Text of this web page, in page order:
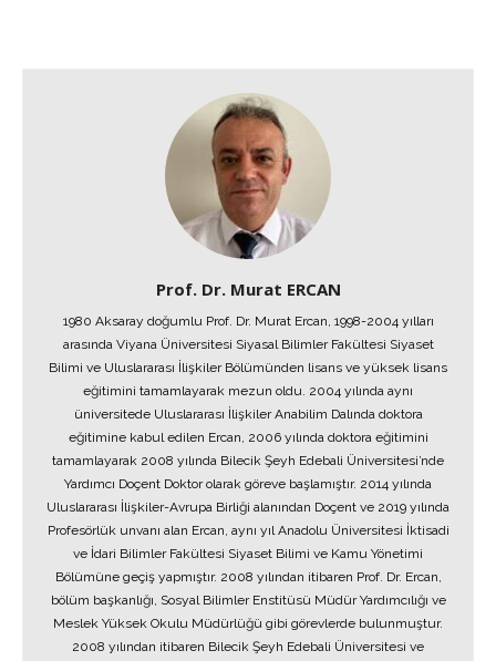
Prof. Dr. Murat ERCAN
1980 Aksaray doğumlu Prof. Dr. Murat Ercan, 1998-2004 yılları
arasında Viyana Üniversitesi Siyasal Bilimler Fakültesi Siyaset
Bilimi ve Uluslararası İlişkiler Bölümünden lisans ve yüksek lisans
eğitimini tamamlayarak mezun oldu. 2004 yılında aynı
üniversitede Uluslararası İlişkiler Anabilim Dalında doktora
eğitimine kabul edilen Ercan, 2006 yılında doktora eğitimini
tamamlayarak 2008 yılında Bilecik Şeyh Edebali Üniversitesi’nde
Yardımcı Doçent Doktor olarak göreve başlamıştır. 2014 yılında
Uluslararası İlişkiler-Avrupa Birliği alanından Doçent ve 2019 yılında
Profesörlük unvanı alan Ercan, aynı yıl Anadolu Üniversitesi İktisadi
ve İdari Bilimler Fakültesi Siyaset Bilimi ve Kamu Yönetimi
Bölümüne geçiş yapmıştır. 2008 yılından itibaren Prof. Dr. Ercan,
bölüm başkanlığı, Sosyal Bilimler Enstitüsü Müdür Yardımcılığı ve
Meslek Yüksek Okulu Müdürlüğü gibi görevlerde bulunmuştur.
2008 yılından itibaren Bilecik Şeyh Edebali Üniversitesi ve